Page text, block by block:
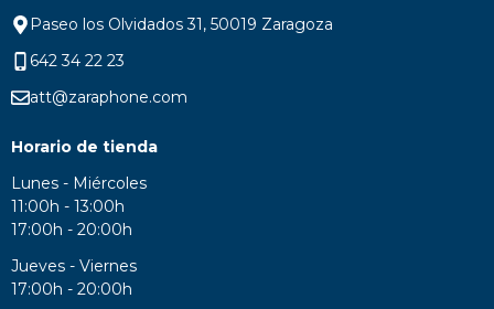
Paseo los Olvidados 31, 50019 Zaragoza
642 34 22 23
att@zaraphone.com
Horario de tienda
Lunes - Miércoles
11:00h - 13:00h
17:00h - 20:00h
Jueves - Viernes
17:00h - 20:00h